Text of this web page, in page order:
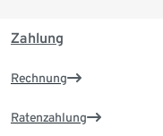
Zahlung
Rechnung
Ratenzahlung